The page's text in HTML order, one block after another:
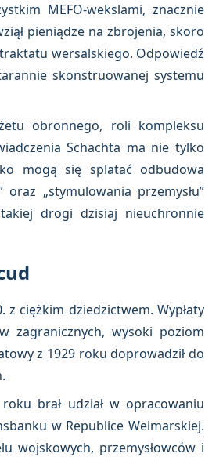
MEFO‑wekslami, znacznie
pieniądze na zbrojenia, skoro
wersalskiego. Odpowiedź
skonstruowanej systemu
obronnego, roli kompleksu
Schachta ma nie tylko
mogą się splatać odbudowa
„stymulowania przemysłu”
drogi dzisiaj nieuchronnie
ciężkim dziedzictwem. Wypłaty
zagranicznych, wysoki poziom
z 1929 roku doprowadził do
brał udział w opracowaniu
w Republice Weimarskiej.
wojskowych, przemysłowców i